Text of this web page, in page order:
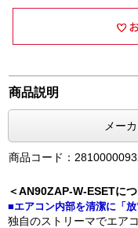
商品説明
メー
商品コード：
＜AN90ZAP-W-ESETに
■エアコン内部を清潔に「放
独自のストリーマでエア